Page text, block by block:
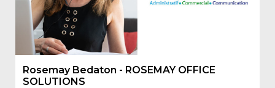
Rosemay Bedaton - ROSEMAY OFFICE
SOLUTIONS